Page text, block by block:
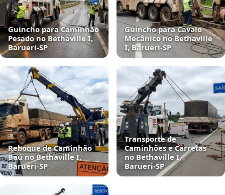
Guincho para Caminhão
Pesado no Bethaville I,
Barueri‑SP
Guincho para Cavalo
Mecânico no Bethaville
I, Barueri‑SP
Reboque de Caminhão
Baú no Bethaville I,
Barueri‑SP
Transporte de
Caminhões e Carretas
no Bethaville I,
Barueri‑SP